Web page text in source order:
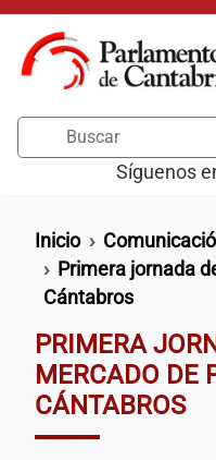
Pasar al contenido
Síguenos
Ruta de
Inicio
Primera jornada
Cántabros
PRIMERA
MERCADO DE
CÁNTABROS